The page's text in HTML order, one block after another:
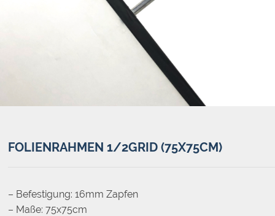
FOLIENRAHMEN 1/2GRID (75X75CM)
– Befestigung: 16mm Zapfen
– Maße: 75x75cm